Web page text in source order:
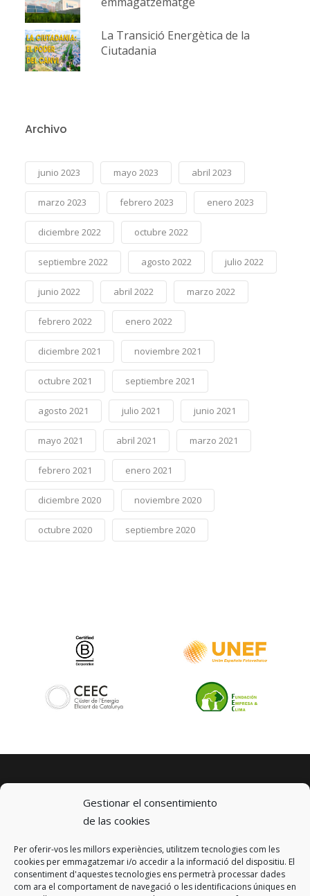
Gestionar el consentimiento
de las cookies
Per oferir-vos les millors experiències, utilitzem tecnologies com les
cookies per emmagatzemar i/o accedir a la informació del dispositiu. El
consentiment d'aquestes tecnologies ens permetrà processar dades
com ara el comportament de navegació o les identificacions úniques en
La Transició Energètica de la
Ciutadania
Archivo
junio 2023 mayo 2023 abril 2023
marzo 2023 febrero 2023 enero 2023
diciembre 2022 octubre 2022
septiembre 2022 agosto 2022 julio 2022
junio 2022 abril 2022 marzo 2022
febrero 2022 enero 2022
diciembre 2021 noviembre 2021
octubre 2021 septiembre 2021
agosto 2021 julio 2021 junio 2021
mayo 2021 abril 2021 marzo 2021
febrero 2021 enero 2021
diciembre 2020 noviembre 2020
octubre 2020 septiembre 2020
© 2023 km0 Energy
Carrer Baldrich 222-226
08223 Terrassa, Barcelona
info@km0.energy